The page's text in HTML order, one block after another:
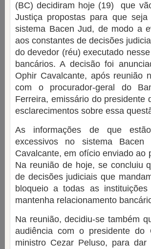
(BC) decidiram hoje (19) que
Justiça propostas para que
sistema Bacen Jud, de modo a
aos constantes de decisões
do devedor (réu) executado
bancários. A decisão foi
Ophir Cavalcante, após reunião
com o procurador-geral do
Ferreira, emissário do presidente
esclarecimentos sobre essa
As informações de que
excessivos no sistema
Cavalcante, em ofício enviado ao
Na reunião de hoje, se concluiu
de decisões judiciais que
bloqueio a todas as
mantenha relacionamento
Na reunião, decidiu-se também
audiência com o presidente do
ministro Cezar Peluso, para